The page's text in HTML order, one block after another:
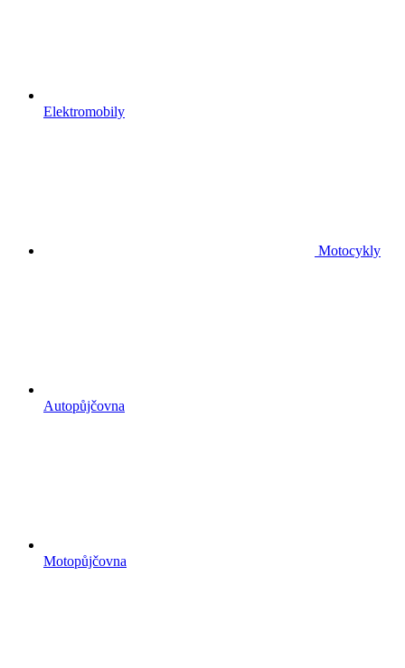
Elektromobily
Motocykly
Autopůjčovna
Motopůjčovna